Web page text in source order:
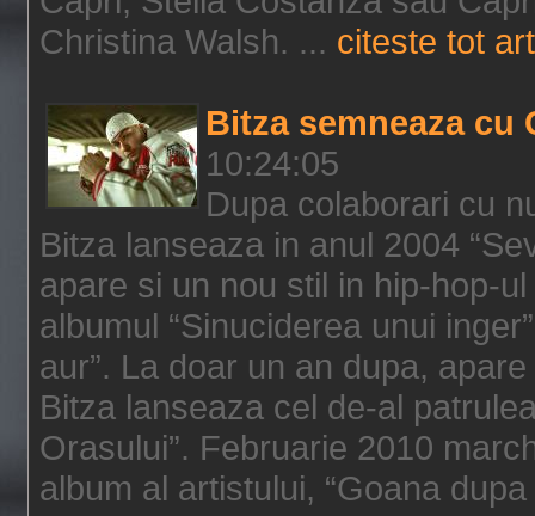
Christina Walsh. ... citeste tot
Bitza semneaza cu
10:24:05
Dupa colaborari cu
Bitza lanseaza in anul 2004
apare si un nou stil in hip-hop-
albumul “Sinuciderea unui
aur”. La doar un an dupa,
Bitza lanseaza cel de-al
Orasului”. Februarie 2010
album al artistului, “Goana